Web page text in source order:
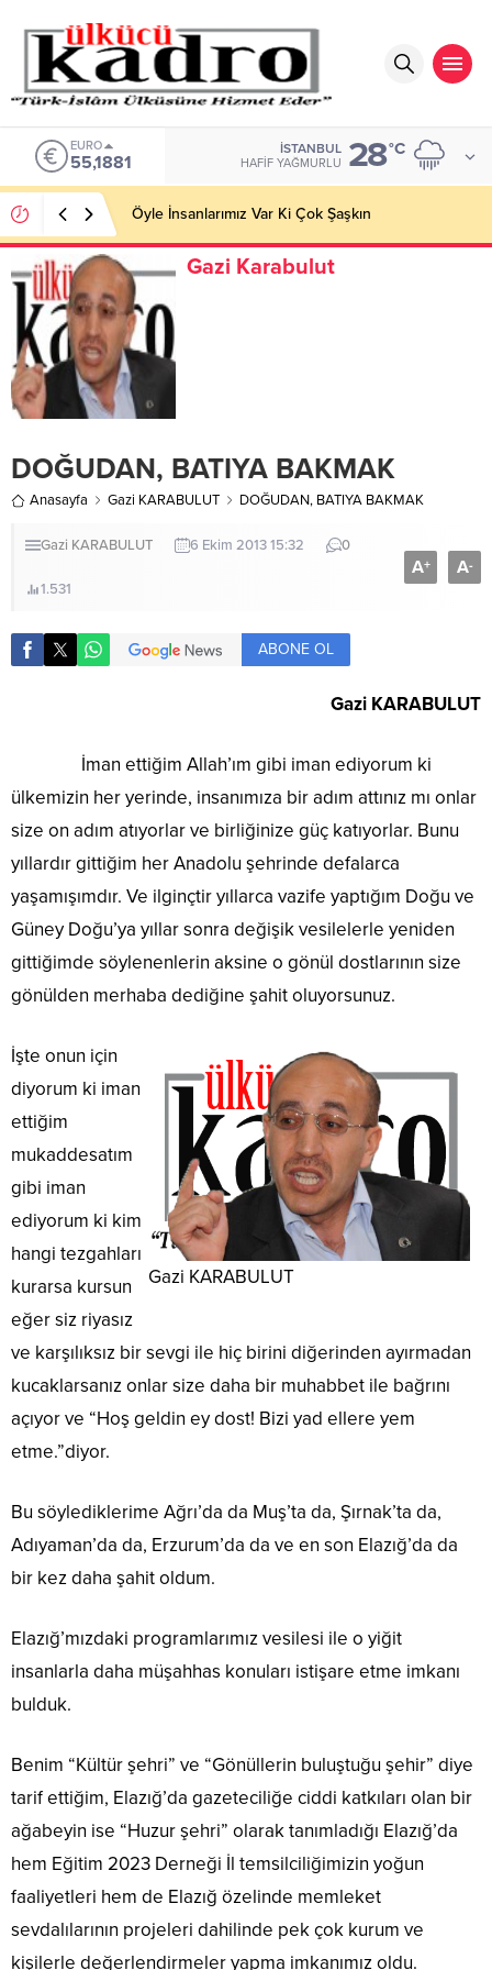
EURO
55,1881
İSTANBUL
HAFIF YAĞMURLU 28°C
Öyle İnsanlarımız Var Ki Çok Şaşkın
Gazi Karabulut
DOĞUDAN, BATIYA BAKMAK
Anasayfa Gazi KARABULUT DOĞUDAN, BATIYA BAKMAK
Gazi KARABULUT 6 Ekim 2013 15:32 0
1.531
A+ A-
ABONE OL
Gazi KARABULUT
İman ettiğim Allah’ım gibi iman ediyorum ki
ülkemizin her yerinde, insanımıza bir adım attınız mı onlar
size on adım atıyorlar ve birliğinize güç katıyorlar. Bunu
yıllardır gittiğim her Anadolu şehrinde defalarca
yaşamışımdır. Ve ilginçtir yıllarca vazife yaptığım Doğu ve
Güney Doğu’ya yıllar sonra değişik vesilelerle yeniden
gittiğimde söylenenlerin aksine o gönül dostlarının size
gönülden merhaba dediğine şahit oluyorsunuz.
Gazi KARABULUT
İşte onun için
diyorum ki iman
ettiğim
mukaddesatım
gibi iman
ediyorum ki kim
hangi tezgahları
kurarsa kursun
eğer siz riyasız
ve karşılıksız bir sevgi ile hiç birini diğerinden ayırmadan
kucaklarsanız onlar size daha bir muhabbet ile bağrını
açıyor ve “Hoş geldin ey dost! Bizi yad ellere yem
etme.”diyor.
Bu söylediklerime Ağrı’da da Muş’ta da, Şırnak’ta da,
Adıyaman’da da, Erzurum’da da ve en son Elazığ’da da
bir kez daha şahit oldum.
Elazığ’mızdaki programlarımız vesilesi ile o yiğit
insanlarla daha müşahhas konuları istişare etme imkanı
bulduk.
Benim “Kültür şehri” ve “Gönüllerin buluştuğu şehir” diye
tarif ettiğim, Elazığ’da gazeteciliğe ciddi katkıları olan bir
ağabeyin ise “Huzur şehri” olarak tanımladığı Elazığ’da
hem Eğitim 2023 Derneği İl temsilciliğimizin yoğun
faaliyetleri hem de Elazığ özelinde memleket
sevdalılarının projeleri dahilinde pek çok kurum ve
kişilerle değerlendirmeler yapma imkanımız oldu.